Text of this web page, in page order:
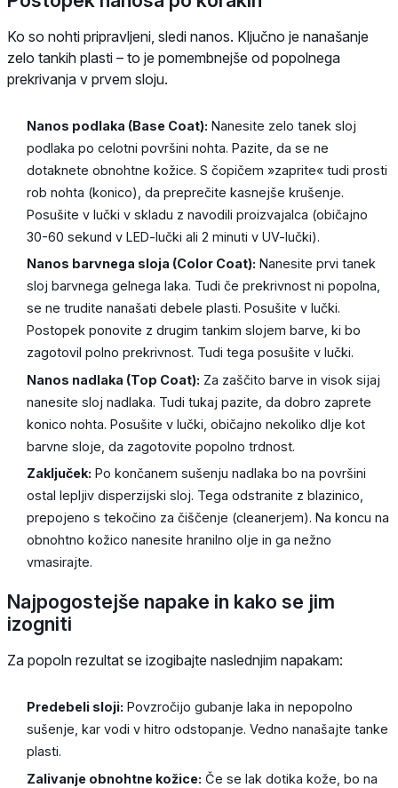
Ko so nohti pripravljeni, sledi nanos. Ključno je nanašanje
zelo tankih plasti – to je pomembnejše od popolnega
prekrivanja v prvem sloju.
Nanos podlaka (Base Coat): Nanesite zelo tanek sloj
podlaka po celotni površini nohta. Pazite, da se ne
dotaknete obnohtne kožice. S čopičem »zaprite« tudi prosti
rob nohta (konico), da preprečite kasnejše krušenje.
Posušite v lučki v skladu z navodili proizvajalca (običajno
30-60 sekund v LED-lučki ali 2 minuti v UV-lučki).
Nanos barvnega sloja (Color Coat): Nanesite prvi tanek
sloj barvnega gelnega laka. Tudi če prekrivnost ni popolna,
se ne trudite nanašati debele plasti. Posušite v lučki.
Postopek ponovite z drugim tankim slojem barve, ki bo
zagotovil polno prekrivnost. Tudi tega posušite v lučki.
Nanos nadlaka (Top Coat): Za zaščito barve in visok sijaj
nanesite sloj nadlaka. Tudi tukaj pazite, da dobro zaprete
konico nohta. Posušite v lučki, običajno nekoliko dlje kot
barvne sloje, da zagotovite popolno trdnost.
Zaključek: Po končanem sušenju nadlaka bo na površini
ostal lepljiv disperzijski sloj. Tega odstranite z blazinico,
prepojeno s tekočino za čiščenje (cleanerjem). Na koncu na
obnohtno kožico nanesite hranilno olje in ga nežno
vmasirajte.
Najpogostejše napake in kako se jim
izogniti
Za popoln rezultat se izogibajte naslednjim napakam:
Predebeli sloji: Povzročijo gubanje laka in nepopolno
sušenje, kar vodi v hitro odstopanje. Vedno nanašajte tanke
plasti.
Zalivanje obnohtne kožice: Če se lak dotika kože, bo na